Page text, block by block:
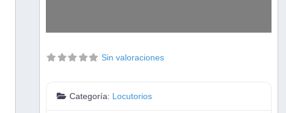
Sin valoraciones
Categoría: Locutorios